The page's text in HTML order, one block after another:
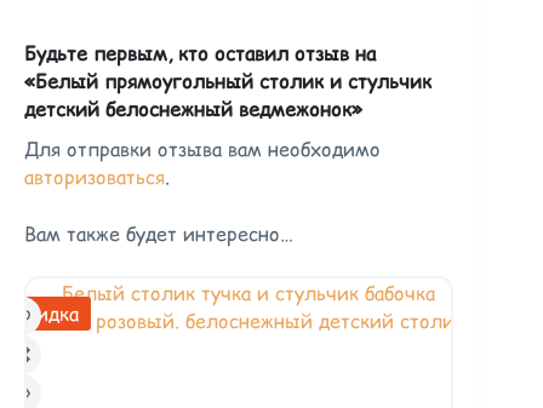
Будьте первым, кто оставил отзыв на
«Белый прямоугольный столик и стульчик
детский белоснежный ведмежонок»
Для отправки отзыва вам необходимо
авторизоваться.
Вам также будет интересно…
Скидка